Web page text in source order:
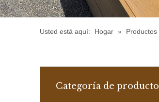
Usted está aquí: Hogar » Productos
Categoría de producto